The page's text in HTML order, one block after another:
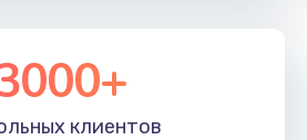
клиентов